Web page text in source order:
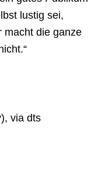
lustig sei,
macht die ganze
via dts